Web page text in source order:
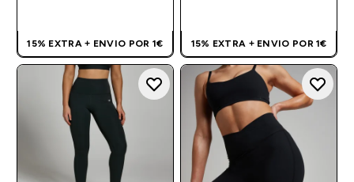
15% EXTRA + ENVIO POR 1€ 15% EXTRA + ENVIO POR 1€